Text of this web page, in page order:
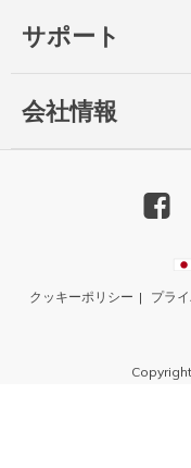
サポート
会社情報
クッキーポリシー プラ